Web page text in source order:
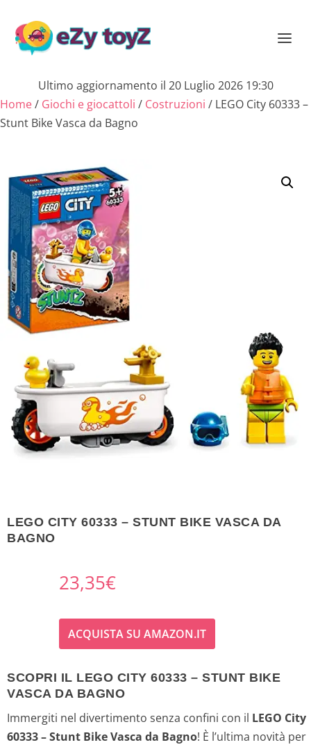
Ultimo aggiornamento il 20 Luglio 2026 19:30
Home/ Giochi e giocattoli / Costruzioni / LEGO City 60333 –
Stunt Bike Vasca da Bagno
LEGO CITY 60333 – STUNT BIKE VASCA DA
BAGNO
23,35€
ACQUISTA SU AMAZON.IT
SCOPRI IL LEGO CITY 60333 – STUNT BIKE
VASCA DA BAGNO
Immergiti nel divertimento senza confini con il LEGO City
60333 – Stunt Bike Vasca da Bagno! È l’ultima novità per